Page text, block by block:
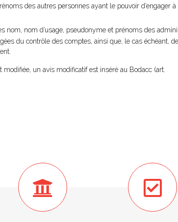
des autres personnes ayant le pouvoir d’engager
nom, nom d’usage, pseudonyme et prénoms des
du contrôle des comptes, ainsi que, le cas échéant,
un avis modificatif est inséré au Bodacc (art.